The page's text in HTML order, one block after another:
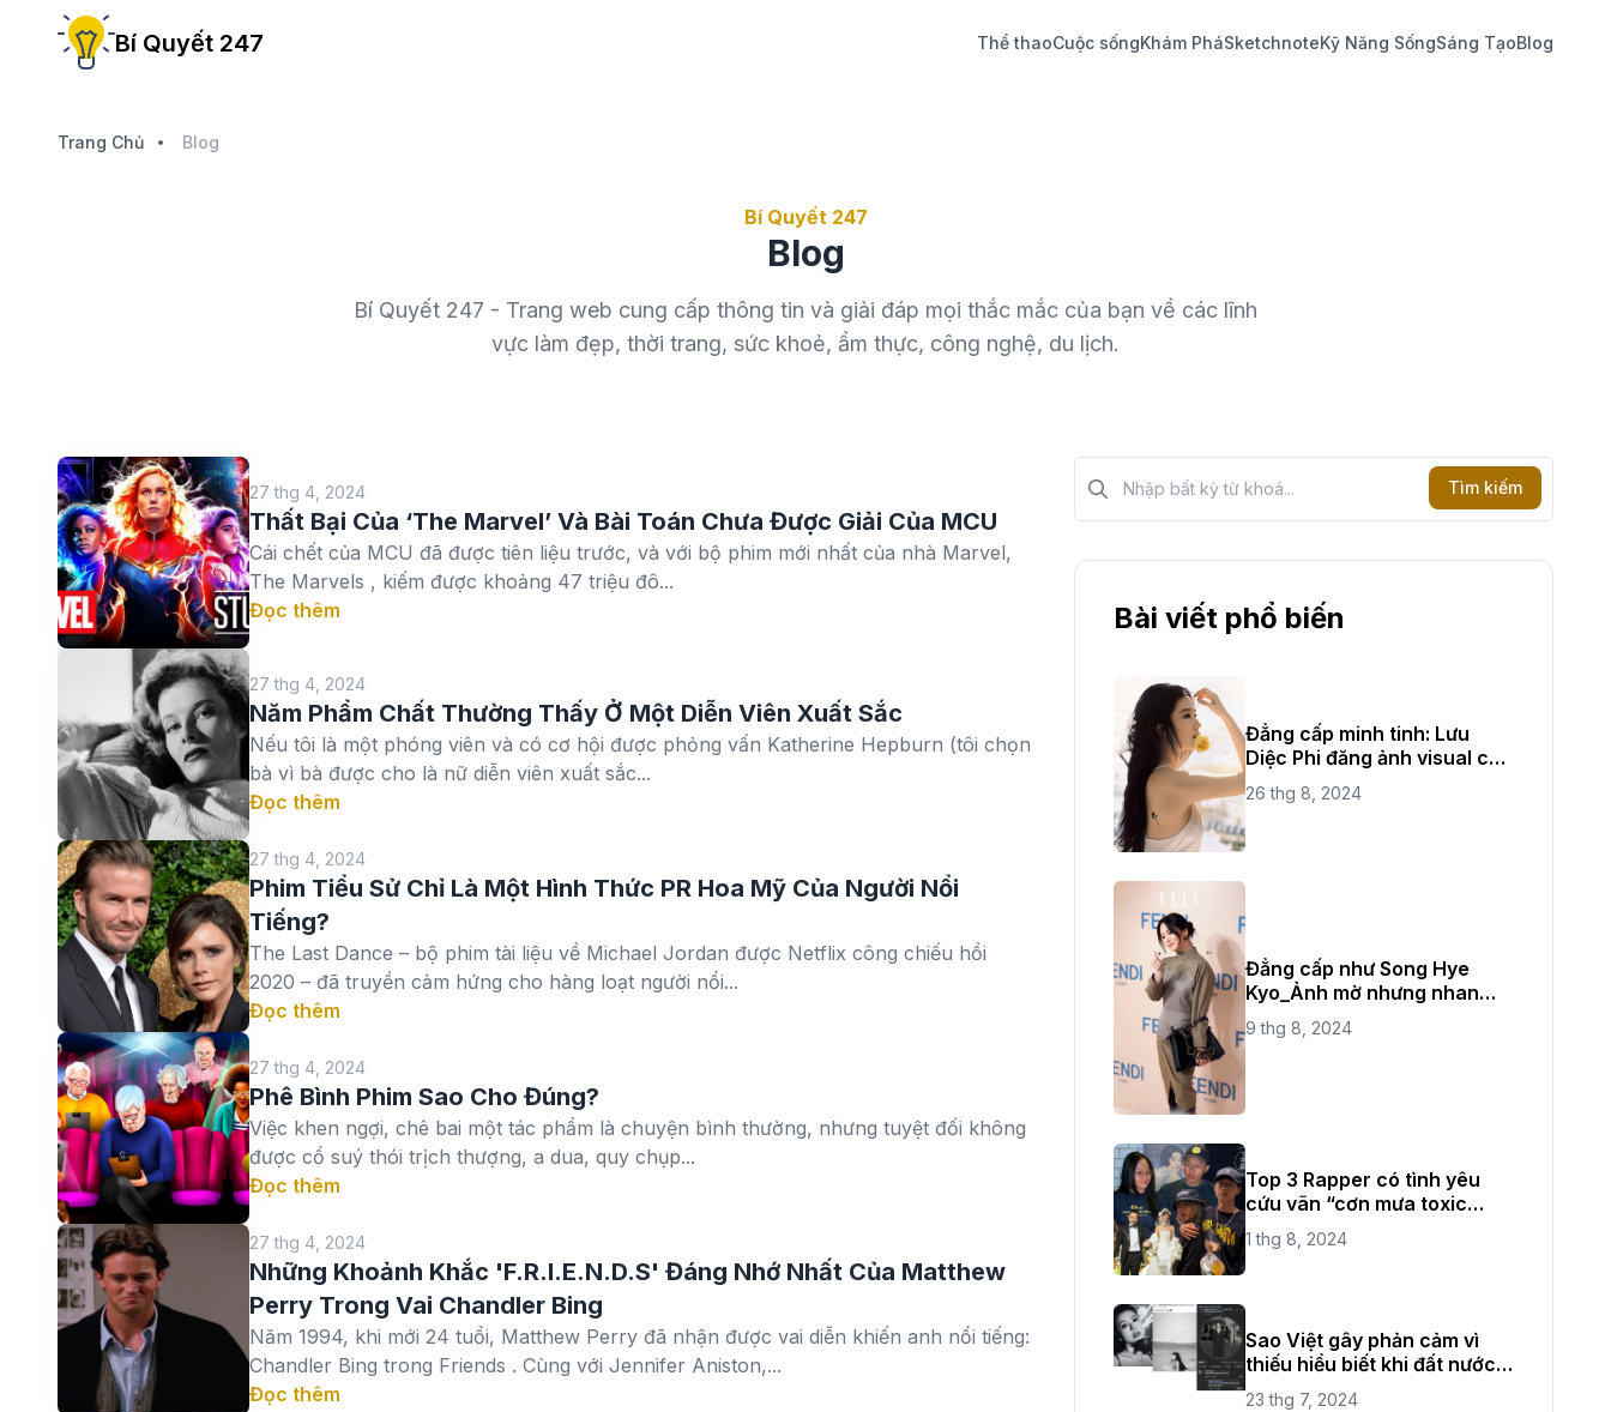
Bí Quyết 247 Thể thaoCuộc sốngKhám PháSketchnoteKỹ Năng SốngSáng TạoBlog
Trang Chủ Blog
Bí Quyết 247
Blog
Bí Quyết 247 - Trang web cung cấp thông tin và giải đáp mọi thắc mắc của bạn về các lĩnh
vực làm đẹp, thời trang, sức khoẻ, ẩm thực, công nghệ, du lịch.
27 thg 4, 2024
Thất Bại Của ‘The Marvel’ Và Bài Toán Chưa Được Giải Của MCU
Cái chết của MCU đã được tiên liệu trước, và với bộ phim mới nhất của nhà Marvel,
The Marvels , kiếm được khoảng 47 triệu đô...
Đọc thêm
27 thg 4, 2024
Năm Phẩm Chất Thường Thấy Ở Một Diễn Viên Xuất Sắc
Nếu tôi là một phóng viên và có cơ hội được phỏng vấn Katherine Hepburn (tôi chọn
bà vì bà được cho là nữ diễn viên xuất sắc...
Đọc thêm
27 thg 4, 2024
Phim Tiểu Sử Chỉ Là Một Hình Thức PR Hoa Mỹ Của Người Nổi
Tiếng?
The Last Dance – bộ phim tài liệu về Michael Jordan được Netflix công chiếu hồi
2020 – đã truyền cảm hứng cho hàng loạt người nổi...
Đọc thêm
27 thg 4, 2024
Phê Bình Phim Sao Cho Đúng?
Việc khen ngợi, chê bai một tác phẩm là chuyện bình thường, nhưng tuyệt đối không
được cổ suý thói trịch thượng, a dua, quy chụp...
Đọc thêm
27 thg 4, 2024
Những Khoảnh Khắc 'F.R.I.E.N.D.S' Đáng Nhớ Nhất Của Matthew
Perry Trong Vai Chandler Bing
Năm 1994, khi mới 24 tuổi, Matthew Perry đã nhận được vai diễn khiến anh nổi tiếng:
Chandler Bing trong Friends . Cùng với Jennifer Aniston,...
Đọc thêm
Tìm kiếm?>
Tìm kiếm
Bài viết phổ biến
Đẳng cấp minh tinh: Lưu
Diệc Phi đăng ảnh visual cực
đỉnh
26 thg 8, 2024
Đẳng cấp như Song Hye
Kyo_Ảnh mờ nhưng nhan
sắc không bao giờ mờ
9 thg 8, 2024
Top 3 Rapper có tình yêu
cứu vãn “cơn mưa toxic
love" thời gian vừa qua
1 thg 8, 2024
Sao Việt gây phản cảm vì
thiếu hiểu biết khi đất nước
đang có quốc tang
23 thg 7, 2024